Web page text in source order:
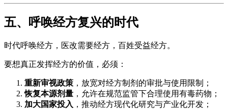
五、呼唤经方复兴的时代
时代呼唤经方，医改需要经方，百姓受益经方。
要想真正发挥经方的价值，必须：
重新审视政策 ，放宽对经方制剂的审批与使用限制；
恢复本源剂量 ，允许在规范监管下合理使用有毒药物；
加大国家投入 ，推动经方现代化研究与产业化开发；